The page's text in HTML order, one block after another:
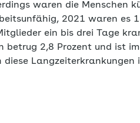
waren die Menschen
2021 waren es
ein bis drei Tage
2,8 Prozent und ist
Langzeiterkrankungen